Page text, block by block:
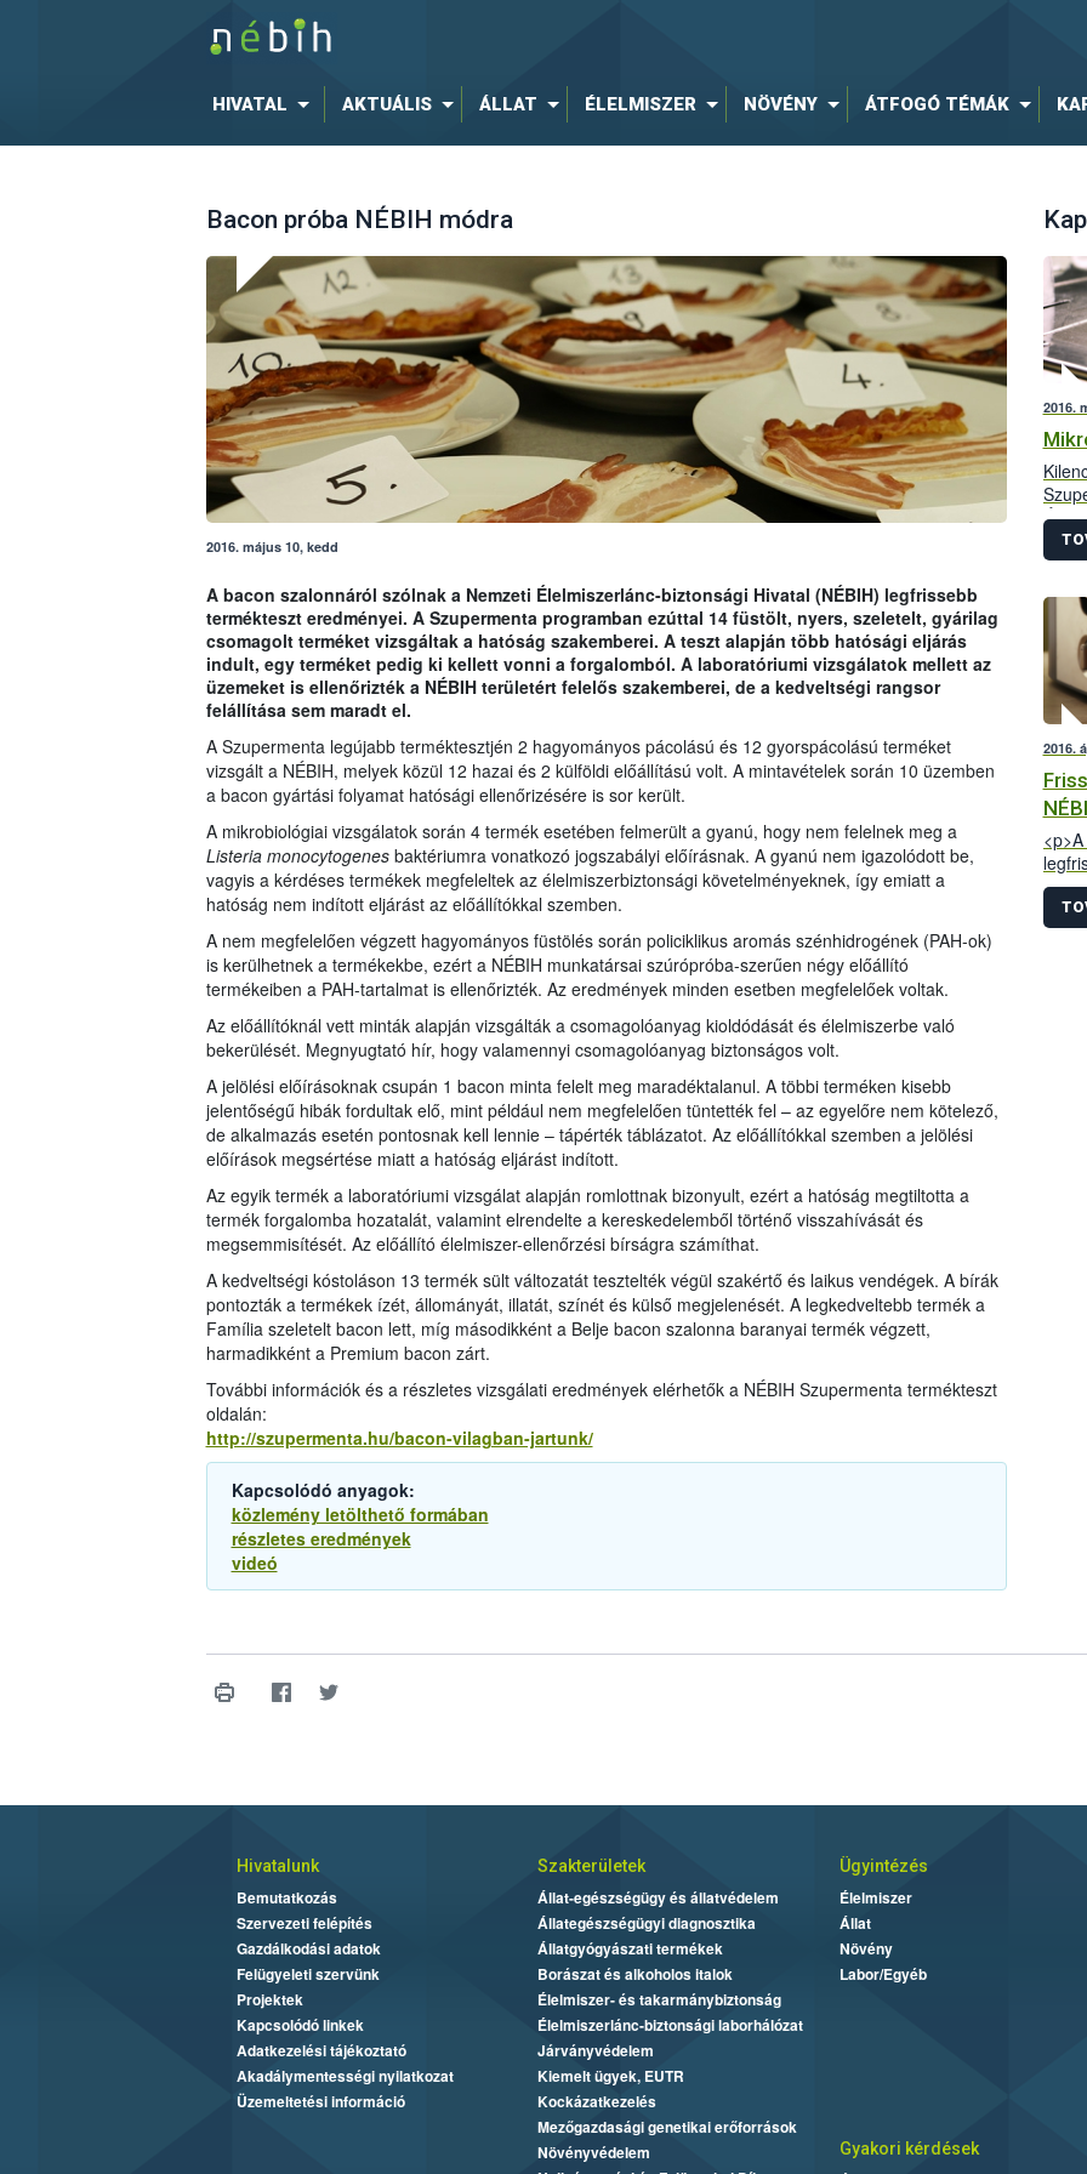
HIVATAL AKTUÁLIS ÁLLAT ÉLELMISZER NÖVÉNY ÁTFOGÓ TÉMÁK
Bacon próba NÉBIH módra
2016. május 10, kedd
A bacon szalonnáról szólnak a Nemzeti Élelmiszerlánc-biztonsági Hivatal (NÉBIH) legfrissebb
termékteszt eredményei. A Szupermenta programban ezúttal 14 füstölt, nyers, szeletelt, gyárilag
csomagolt terméket vizsgáltak a hatóság szakemberei. A teszt alapján több hatósági eljárás
indult, egy terméket pedig ki kellett vonni a forgalomból. A laboratóriumi vizsgálatok mellett az
üzemeket is ellenőrizték a NÉBIH területért felelős szakemberei, de a kedveltségi rangsor
felállítása sem maradt el.
A Szupermenta legújabb terméktesztjén 2 hagyományos pácolású és 12 gyorspácolású terméket
vizsgált a NÉBIH, melyek közül 12 hazai és 2 külföldi előállítású volt. A mintavételek során 10 üzemben
a bacon gyártási folyamat hatósági ellenőrizésére is sor került.
A mikrobiológiai vizsgálatok során 4 termék esetében felmerült a gyanú, hogy nem felelnek meg a
Listeria monocytogenesbaktériumra vonatkozó jogszabályi előírásnak. A gyanú nem igazolódott be,
vagyis a kérdéses termékek megfeleltek az élelmiszerbiztonsági követelményeknek, így emiatt a
hatóság nem indított eljárást az előállítókkal szemben.
A nem megfelelően végzett hagyományos füstölés során policiklikus aromás szénhidrogének (PAH-ok)
is kerülhetnek a termékekbe, ezért a NÉBIH munkatársai szúrópróba-szerűen négy előállító
termékeiben a PAH-tartalmat is ellenőrizték. Az eredmények minden esetben megfelelőek voltak.
Az előállítóknál vett minták alapján vizsgálták a csomagolóanyag kioldódását és élelmiszerbe való
bekerülését. Megnyugtató hír, hogy valamennyi csomagolóanyag biztonságos volt.
A jelölési előírásoknak csupán 1 bacon minta felelt meg maradéktalanul. A többi terméken kisebb
jelentőségű hibák fordultak elő, mint például nem megfelelően tüntették fel – az egyelőre nem kötelező,
de alkalmazás esetén pontosnak kell lennie – tápérték táblázatot. Az előállítókkal szemben a jelölési
előírások megsértése miatt a hatóság eljárást indított.
Az egyik termék a laboratóriumi vizsgálat alapján romlottnak bizonyult, ezért a hatóság megtiltotta a
termék forgalomba hozatalát, valamint elrendelte a kereskedelemből történő visszahívását és
megsemmisítését. Az előállító élelmiszer-ellenőrzési bírságra számíthat.
A kedveltségi kóstoláson 13 termék sült változatát tesztelték végül szakértő és laikus vendégek. A bírák
pontozták a termékek ízét, állományát, illatát, színét és külső megjelenését. A legkedveltebb termék a
Família szeletelt bacon lett, míg másodikként a Belje bacon szalonna baranyai termék végzett,
harmadikként a Premium bacon zárt.
További információk és a részletes vizsgálati eredmények elérhetők a NÉBIH Szupermenta termékteszt
oldalán:
http://szupermenta.hu/bacon-vilagban-jartunk/
Kapcsolódó anyagok:
közlemény letölthető formában
részletes eredmények
videó
2016.
ki
2016.
Hivatalunk
Bemutatkozás
Szervezeti felépítés
Gazdálkodási adatok
Felügyeleti szervünk
Projektek
Kapcsolódó linkek
Adatkezelési tájékoztató
Akadálymentességi nyilatkozat
Üzemeltetési információ
Szakterületek
Állat-egészségügy és állatvédelem
Állategészségügyi diagnosztika
Állatgyógyászati termékek
Borászat és alkoholos italok
Élelmiszer- és takarmánybiztonság
Élelmiszerlánc-biztonsági laborhálózat
Járványvédelem
Kiemelt ügyek, EUTR
Kockázatkezelés
Mezőgazdasági genetikai erőforrások
Növényvédelem
Ügyintézés
Élelmiszer
Állat
Növény
Labor/Egyéb
Gyakori kérdések